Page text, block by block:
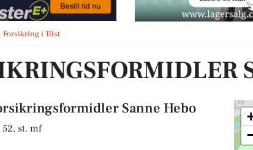
Forsikring i Tilst
Sanne Hebo
Sanne Hebo
st. mf